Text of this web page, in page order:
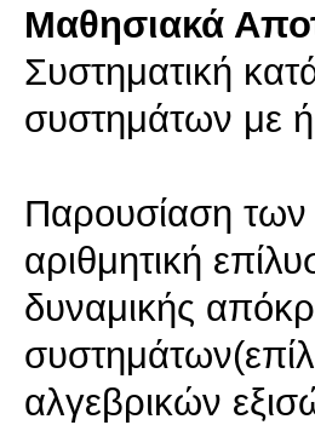
Μαθησιακά
Συστηματική
συστημάτων με ή
Παρουσίαση των
αριθμητική
δυναμικής
αλγεβρικών